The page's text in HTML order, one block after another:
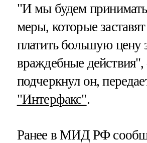
"И мы будем
меры, которые
платить большую цену
враждебные
подчеркнул он,
"Интерфакс".
Ранее в МИД РФ